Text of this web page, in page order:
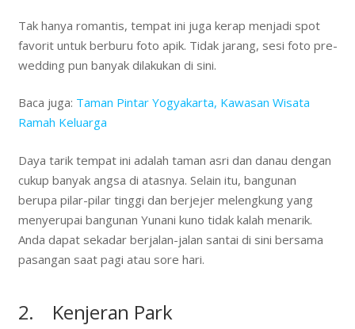
Tak hanya romantis, tempat ini juga kerap menjadi spot
favorit untuk berburu foto apik. Tidak jarang, sesi foto pre-
wedding pun banyak dilakukan di sini.
Baca juga: Taman Pintar Yogyakarta, Kawasan Wisata
Ramah Keluarga
Daya tarik tempat ini adalah taman asri dan danau dengan
cukup banyak angsa di atasnya. Selain itu, bangunan
berupa pilar-pilar tinggi dan berjejer melengkung yang
menyerupai bangunan Yunani kuno tidak kalah menarik.
Anda dapat sekadar berjalan-jalan santai di sini bersama
pasangan saat pagi atau sore hari.
2. Kenjeran Park